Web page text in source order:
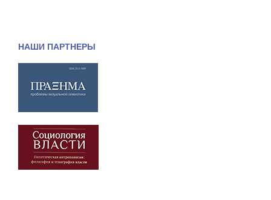
НАШИ ПАРТНЕРЫ